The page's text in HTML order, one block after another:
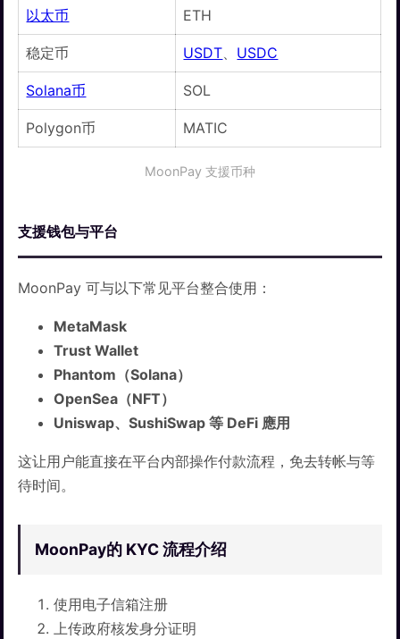
以太币 ETH
稳定币 USDT、 USDC
Solana币 SOL
Polygon币 MATIC
MoonPay 支援币种
支援钱包与平台
MoonPay 可与以下常见平台整合使用：
MetaMask
Trust Wallet
Phantom（Solana）
OpenSea（NFT）
Uniswap、SushiSwap 等 DeFi 應用
这让用户能直接在平台内部操作付款流程，免去转帐与等
待时间。
MoonPay的 KYC 流程介绍
使用电子信箱注册
上传政府核发身分证明